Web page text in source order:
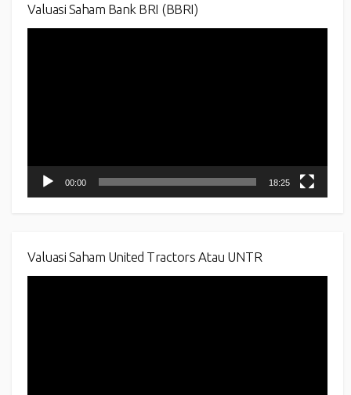
Valuasi Saham Bank BRI (BBRI)
00:00 18:25
Valuasi Saham United Tractors Atau UNTR